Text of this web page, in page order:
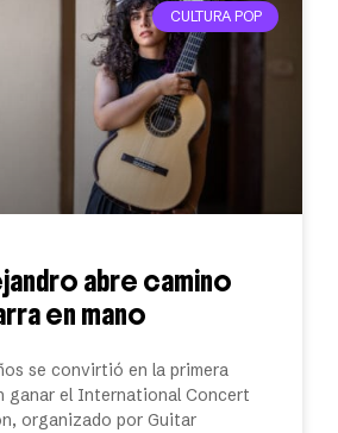
CULTURA POP
abre camino
en mano
se convirtió en la primera
ganar el International Concert
organizado por Guitar